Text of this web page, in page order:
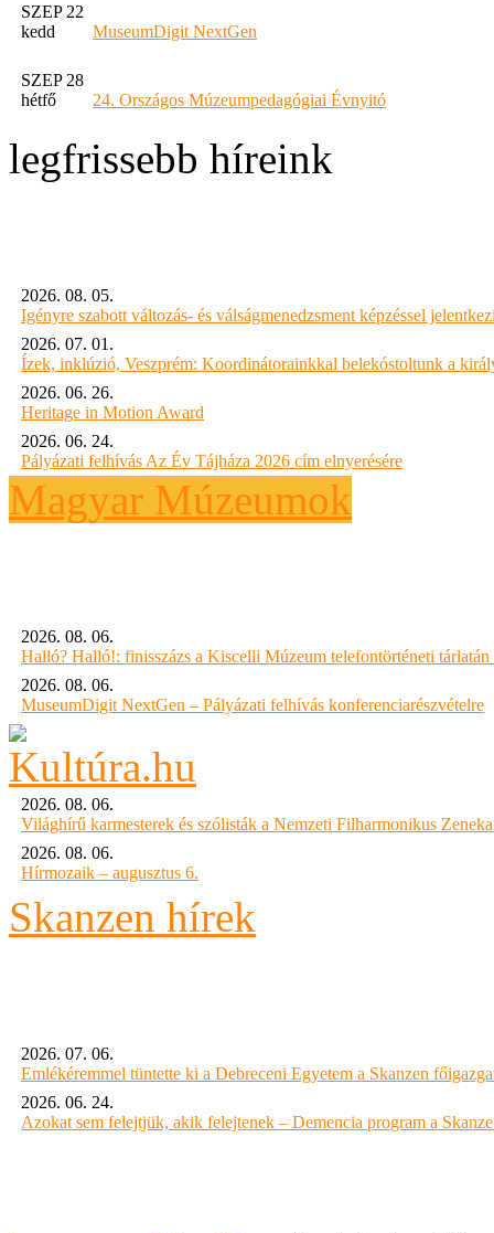
SZEP 22
kedd
MuseumDigit NextGen
SZEP 28
hétfő
24. Országos Múzeumpedagógiai Évnyitó
legfrissebb híreink
2026. 08. 05.
Igényre szabott változás- és válságmenedzsment képzéssel
2026. 07. 01.
Ízek, inklúzió, Veszprém: Koordinátorainkkal belekóstoltunk a
2026. 06. 26.
Heritage in Motion Award
2026. 06. 24.
Pályázati felhívás Az Év Tájháza 2026 cím elnyerésére
Magyar Múzeumok
2026. 08. 06.
Halló? Halló!: finisszázs a Kiscelli Múzeum telefontörténeti tárlatán
2026. 08. 06.
MuseumDigit NextGen – Pályázati felhívás konferenciarészvételre
2026. 08. 06.
Világhírű karmesterek és szólisták a Nemzeti Filharmonikus
2026. 08. 06.
Hírmozaik – augusztus 6.
Skanzen hírek
2026. 07. 06.
Emlékéremmel tüntette ki a Debreceni Egyetem a Skanzen
2026. 06. 24.
Azokat sem felejtjük, akik felejtenek – Demencia program a